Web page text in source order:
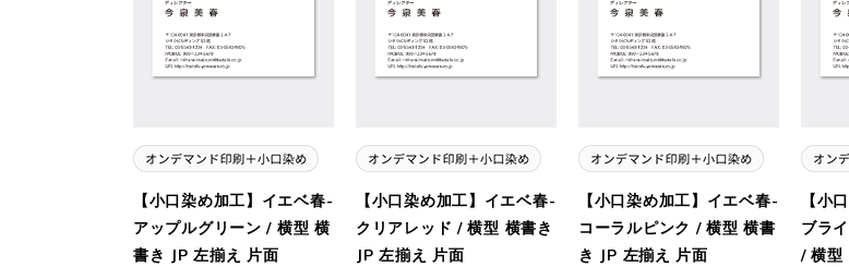
【小口染め加工】イエベ春-
アップルグリーン / 横型 横
書き JP 左揃え 片面
【小口染め加工】イエベ春-
クリアレッド / 横型 横書き
JP 左揃え 片面
【小口染め加工】イエベ春-
コーラルピンク / 横型 横書
き JP 左揃え 片面
【小
ブラ
/ 横型